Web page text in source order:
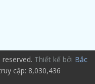
Thiết kế bởi Bắc
cập: 8,030,436